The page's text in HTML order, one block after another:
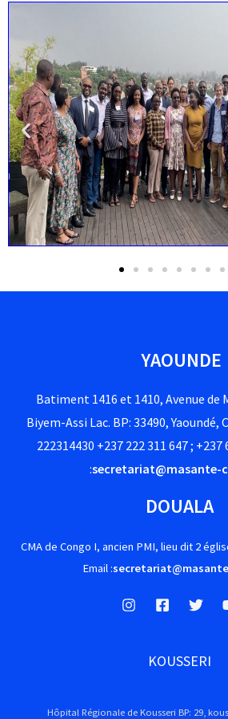
YAOUNDE
Batiment 1416 et 1410, Avenue de
Biyem-Assi Lac. BP: 33490, Yaoundé,
222314430 +237 222 311 647 ;
:secretariat@masante-
DOUALA
CMA de Congo I, ancien PMI, lieu dit 2
Email :
KOUSSERI
Hôpital Régionale de Kousseri BP: 29,